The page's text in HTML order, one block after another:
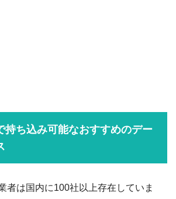
持ち込み可能なおすすめのデー
者は国内に100社以上存在していま